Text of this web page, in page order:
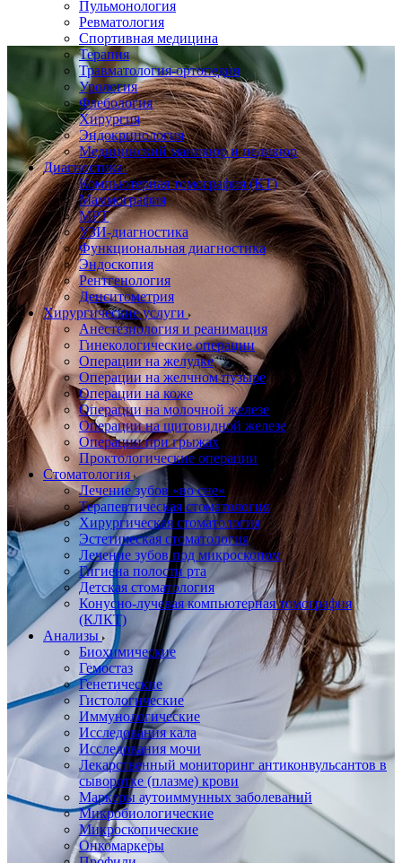
Пульмонология
Ревматология
Спортивная медицина
Терапия
Травматология-ортопедия
Урология
Флебология
Хирургия
Эндокринология
Медицинский маникюр и педикюр
Диагностика
Компьютерная томография (КТ)
Маммография
МРТ
УЗИ-диагностика
Функциональная диагностика
Эндоскопия
Рентгенология
Денситометрия
Хирургические услуги
Анестезиология и реанимация
Гинекологические операции
Операции на желудке
Операции на желчном пузыре
Операции на коже
Операции на молочной железе
Операции на щитовидной железе
Операции при грыжах
Проктологические операции
Стоматология
Лечение зубов «во сне»
Терапевтическая стоматология
Хирургическая стоматология
Эстетическая стоматология
Лечение зубов под микроскопом
Гигиена полости рта
Детская стоматология
Конусно-лучевая компьютерная томография
(КЛКТ)
Анализы
Биохимические
Гемостаз
Генетические
Гистологические
Иммунологические
Исследования кала
Исследования мочи
Лекарственный мониторинг антиконвульсантов в
сыворотке (плазме) крови
Маркеры аутоиммунных заболеваний
Микробиологические
Микроскопические
Онкомаркеры